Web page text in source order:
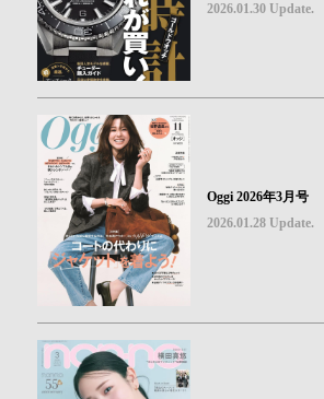
2026.01.30 Update.
Oggi 2026年3月号
2026.01.28 Update.